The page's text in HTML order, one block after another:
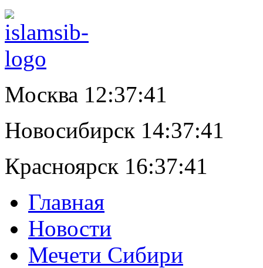
Москва 12:37:42
Новосибирск 14:37:42
Красноярск 16:37:42
Главная
Новости
Мечети Сибири